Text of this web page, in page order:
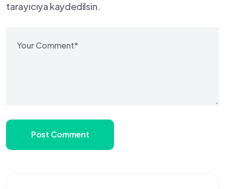
tarayıcıya kaydedilsin.
Post Comment